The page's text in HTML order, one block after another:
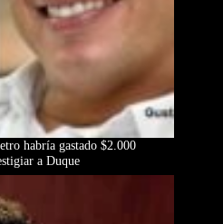
habría gastado $2.000
a Duque